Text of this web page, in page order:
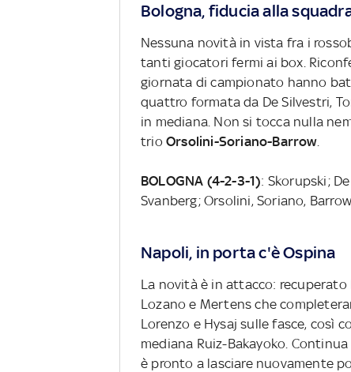
Bologna, fiducia alla
Nessuna novità in vista fra i
tanti giocatori fermi ai box.
giornata di campionato hanno
quattro formata da De Silvestri,
in mediana. Non si tocca nulla
trio Orsolini-Soriano-Barrow.
BOLOGNA (4-2-3-1): Skorupski;
Svanberg; Orsolini, Soriano,
Napoli, in porta c'è Ospina
La novità è in attacco: recuperato
Lozano e Mertens che
Lorenzo e Hysaj sulle fasce, così
mediana Ruiz-Bakayoko.
è pronto a lasciare nuovamente